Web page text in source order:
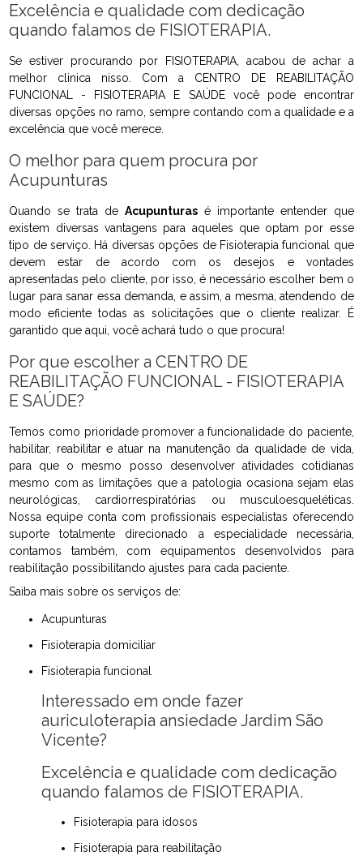
Excelência e qualidade com dedicação
quando falamos de FISIOTERAPIA.
Se estiver procurando por FISIOTERAPIA, acabou de achar a
melhor clinica nisso. Com a CENTRO DE REABILITAÇÃO
FUNCIONAL - FISIOTERAPIA E SAÚDE você pode encontrar
diversas opções no ramo, sempre contando com a qualidade e a
excelência que você merece.
O melhor para quem procura por
Acupunturas
Quando se trata de Acupunturas é importante entender que
existem diversas vantagens para aqueles que optam por esse
tipo de serviço. Há diversas opções de Fisioterapia funcional que
devem estar de acordo com os desejos e vontades
apresentadas pelo cliente, por isso, é necessário escolher bem o
lugar para sanar essa demanda, e assim, a mesma, atendendo de
modo eficiente todas as solicitações que o cliente realizar. É
garantido que aqui, você achará tudo o que procura!
Por que escolher a CENTRO DE
REABILITAÇÃO FUNCIONAL - FISIOTERAPIA
E SAÚDE?
Temos como prioridade promover a funcionalidade do paciente,
habilitar, reabilitar e atuar na manutenção da qualidade de vida,
para que o mesmo posso desenvolver atividades cotidianas
mesmo com as limitações que a patologia ocasiona sejam elas
neurológicas, cardiorrespiratórias ou musculoesqueléticas.
Nossa equipe conta com profissionais especialistas oferecendo
suporte totalmente direcionado a especialidade necessária,
contamos também, com equipamentos desenvolvidos para
reabilitação possibilitando ajustes para cada paciente.
Saiba mais sobre os serviços de:
Acupunturas
Fisioterapia domiciliar
Fisioterapia funcional
Interessado em onde fazer
auriculoterapia ansiedade Jardim São
Vicente?
Excelência e qualidade com dedicação
quando falamos de FISIOTERAPIA.
Fisioterapia para idosos
Fisioterapia para reabilitação